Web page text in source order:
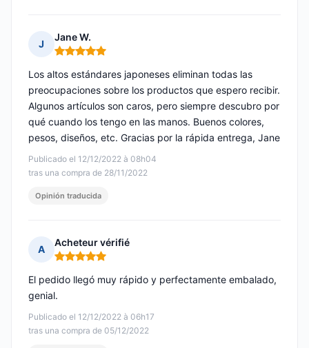
J
Jane W.
Nota: 5 de 5
Publicado el 12/12/2022 à 08h04
tras una compra de 28/11/2022
Los altos estándares japoneses eliminan todas las
preocupaciones sobre los productos que espero recibir.
Algunos artículos son caros, pero siempre descubro por
qué cuando los tengo en las manos. Buenos colores,
pesos, diseños, etc. Gracias por la rápida entrega, Jane
Opinión traducida
A
Acheteur vérifié
Nota: 5 de 5
Publicado el 12/12/2022 à 06h17
tras una compra de 05/12/2022
El pedido llegó muy rápido y perfectamente embalado,
genial.